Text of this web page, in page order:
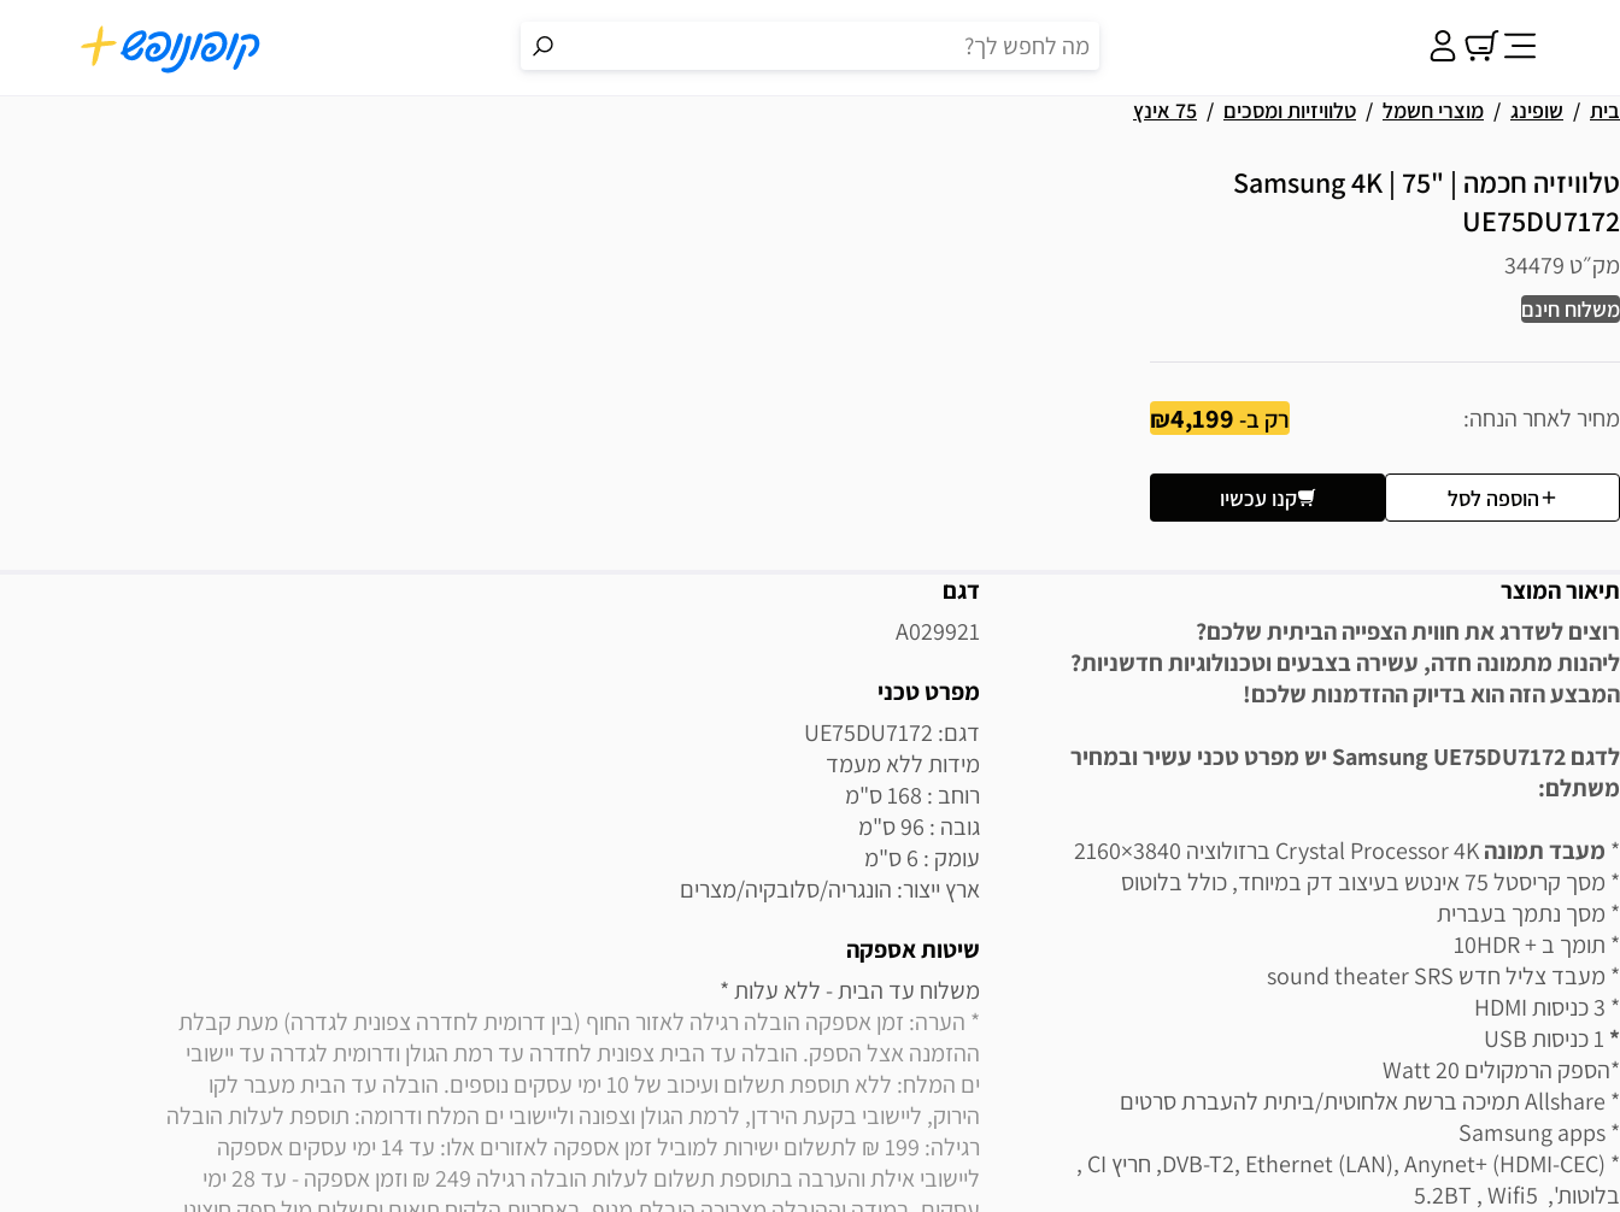
בית שופינג מוצרי חשמל טלוויזיות ומסכים 75 אינץ
טלוויזיה חכמה | "75 | Samsung 4K
UE75DU7172
מק״ט 34479
משלוח חינם
מחיר לאחר הנחה רק ב-4,199
הוספה לסל קנו עכשיו
תיאור המוצר
רוצים לשדרג את חווית הצפייה הביתית שלכם?
ליהנות מתמונה חדה, עשירה בצבעים וטכנולוגיות חדשניות?
המבצע הזה הוא בדיוק ההזדמנות שלכם!
לדגם Samsung UE75DU7172 יש מפרט טכני עשיר ובמחיר
משתלם:
* מעבד תמונה
* מסך קריסטל 75 אינטש בעיצוב דק במיוחד, כולל בלוטוס
* מסך נתמך בעברית
* תומך ב + 10HDR
* מעבד צליל חדש sound theater SRS
* 3 כניסות HDMI
*
*הספק הרמקולים Watt 20
* Allshare תמיכה ברשת אלחוטית/ביתית להעברת סרטים
* Samsung apps
* DVB-T2, Ethernet (LAN), Anynet+ (HDMI-CEC), חריץ CI ,
בלוטות', 5.2BT , Wifi5
מידע נוסף
דגם
A029921
מפרט טכני
ארץ ייצור: הונגריה/סלובקיה/מצרים
שיטות אספקה
משלוח עד הבית - ללא עלות *